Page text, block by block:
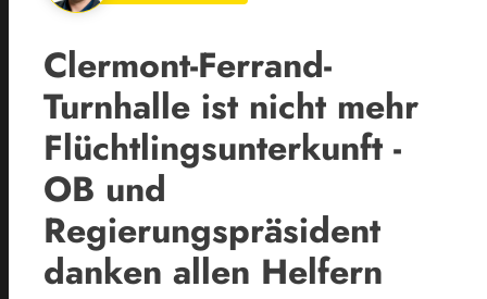
Clermont-Ferrand-
Turnhalle ist nicht mehr
Flüchtlingsunterkunft -
OB und
Regierungspräsident
danken allen Helfern